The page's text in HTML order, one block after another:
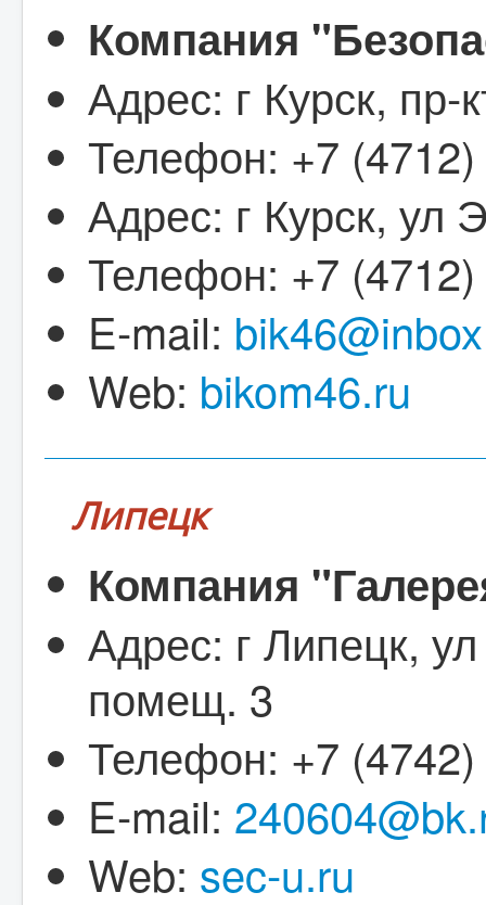
Компания
Адрес: г Курск,
Телефон: +7
Адрес: г Курск, ул
Телефон: +7
E-mail:
Web: bikom46.ru
Липецк
Компания
Адрес: г Липецк,
помещ. 3
Телефон: +7
E-mail:
Web: sec-u.ru